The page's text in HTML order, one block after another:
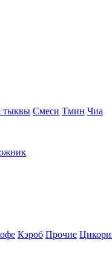
тыквы Смеси Тмин Чиа
Кэроб Прочие